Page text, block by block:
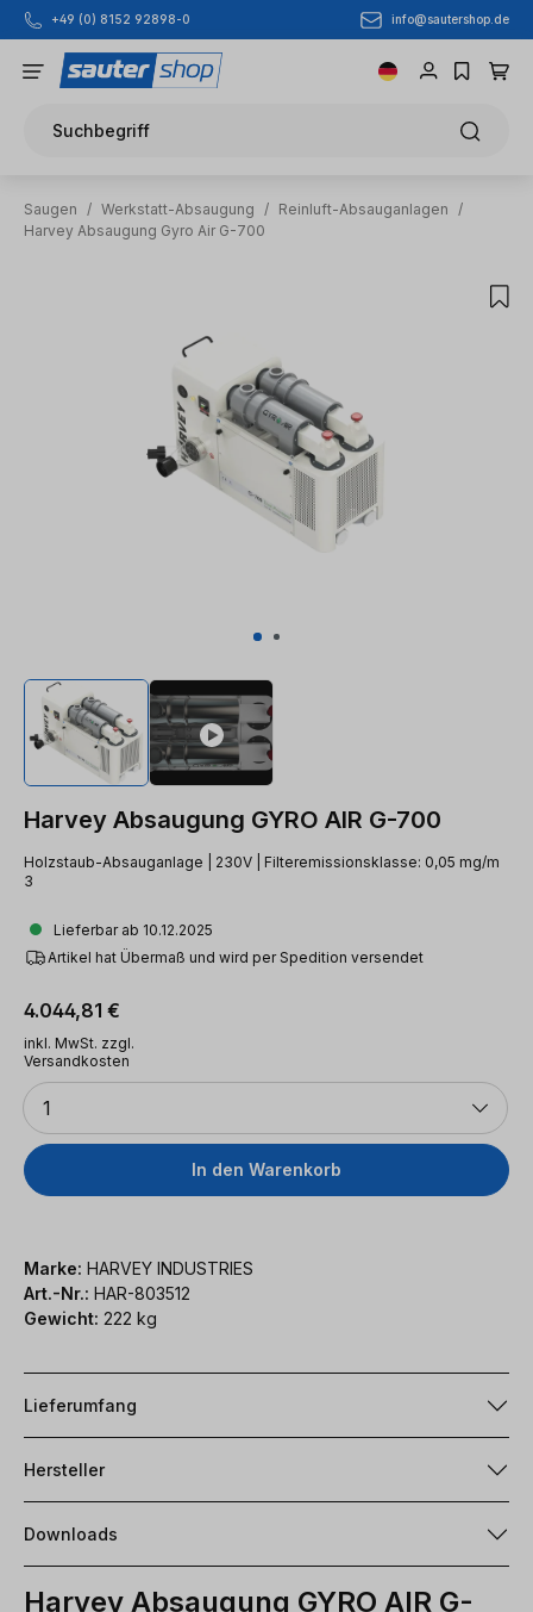
Zum Hauptinhalt springen
+49 (0) 8152 92898-0 info@sautershop.de
Suchbegriff
Saugen / Werkstatt-Absaugung / Reinluft-Absauganlagen
/
Harvey Absaugung Gyro Air G-700
Harvey Absaugung GYRO AIR G-700
Holzstaub-Absauganlage | 230V | Filteremissionsklasse: 0,05 mg/m
3
Lieferbar ab 10.12.2025
Artikel hat Übermaß und wird per Spedition versendet
Regulärer Preis:
4.044,81 €
inkl. MwSt. zzgl.
Versandkosten
Anzahl
1
In den Warenkorb
Marke: HARVEY INDUSTRIES
Art.-Nr.: HAR-803512
Gewicht: 222 kg
Lieferumfang
Hersteller
Downloads
Harvey Absaugung GYRO AIR G-